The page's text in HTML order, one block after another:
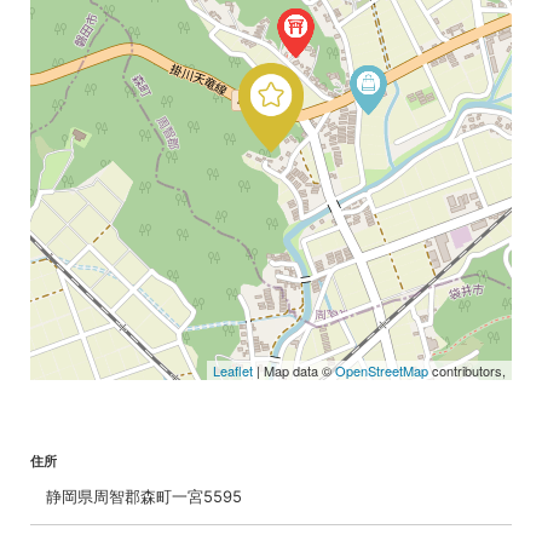
Leaflet | Map data ©OpenStreetMapcontributors,
住所
静岡県周智郡森町一宮5595